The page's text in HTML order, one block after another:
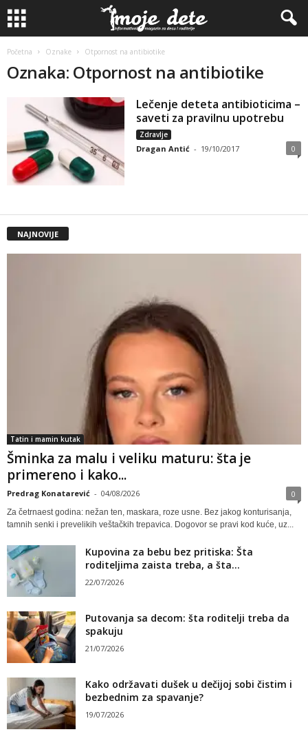
Početna Oznake Otpornost na antibiotike
Oznaka: Otpornost na antibiotike
Lečenje deteta antibioticima –
saveti za pravilnu upotrebu
Zdravlje
Dragan Antić - 19/10/2017 0
NAJNOVIJE
Tatin i mamin kutak
Šminka za malu i veliku maturu: šta je
primereno i kako...
Predrag Konatarević - 04/08/2026 0
Za četrnaest godina: nežan ten, maskara, roze usne. Bez jakog konturisanja,
tamnih senki i prevelikih veštačkih trepavica. Dogovor se pravi kod kuće, uz...
Kupovina za bebu bez pritiska: Šta
roditeljima zaista treba, a šta...
22/07/2026
Putovanja sa decom: šta roditelji treba da
spakuju
21/07/2026
Kako održavati dušek u dečijoj sobi čistim i
bezbednim za spavanje?
19/07/2026